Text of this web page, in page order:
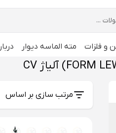
و فلزات مته الماسه دیوار
مرتب سازی بر اساس